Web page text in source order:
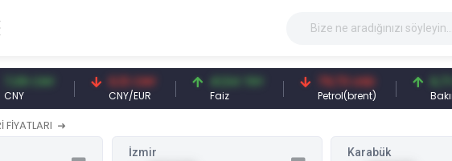
CNY 0,13 CNY
CNY/EUR
41,54 TRY 79,73 USD
Petrol(brent)
6,71 USD
Bakır(lb)
FİYATLARI
İzmir Karabük